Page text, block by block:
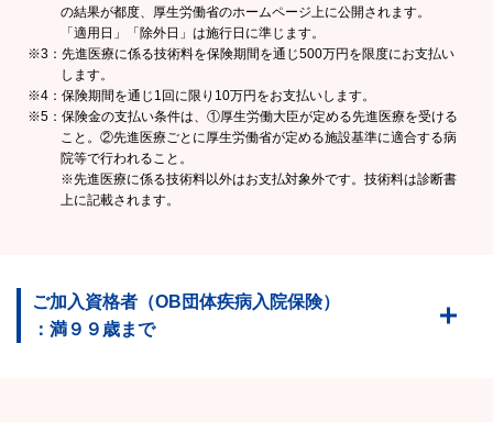
の結果が都度、厚生労働省のホームページ上に公開されます。
「適用日」「除外日」は施行日に準じます。
※3：先進医療に係る技術料を保険期間を通じ500万円を限度にお支払い
します。
※4：保険期間を通じ1回に限り10万円をお支払いします。
※5：保険金の支払い条件は、①厚生労働大臣が定める先進医療を受ける
こと。②先進医療ごとに厚生労働省が定める施設基準に適合する病
院等で行われること。
※先進医療に係る技術料以外はお支払対象外です。技術料は診断書
上に記載されます。
ご加入資格者（OB団体疾病入院保険）
：満９９歳まで